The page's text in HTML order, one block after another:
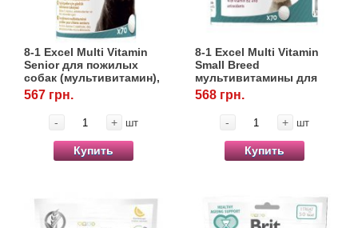
8-1 Excel Multi Vitamin
Senior для пожилых
собак (мультивитамин),
70 табл.
567 грн.
- + шт
Купить
8-1 Excel Multi Vitamin
Small Breed
мультивитамины для
мелких собак, 70 табл.
568 грн.
- + шт
Купить